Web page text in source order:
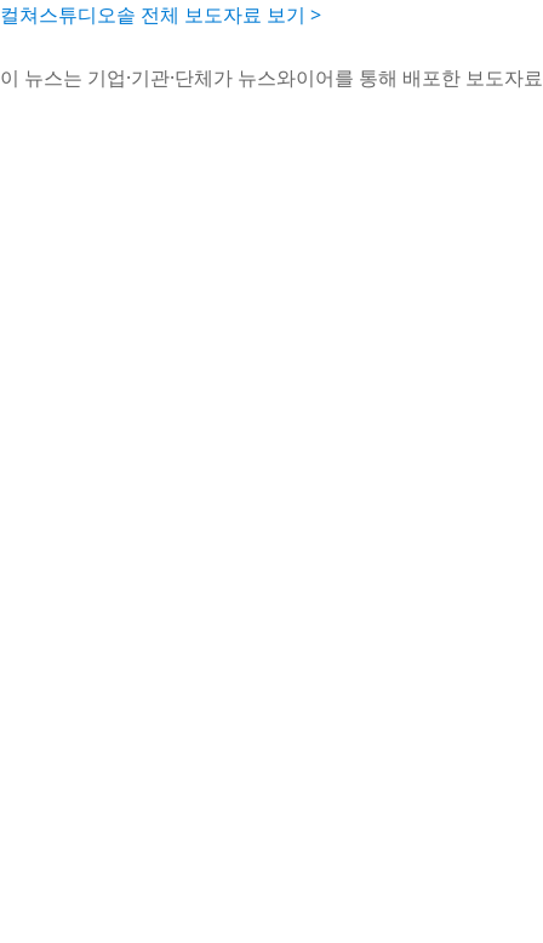
컬쳐스튜디오솥 전체 보도자료 보기 >
이 뉴스는 기업·기관·단체가 뉴스와이어를 통해 배포한 보도자